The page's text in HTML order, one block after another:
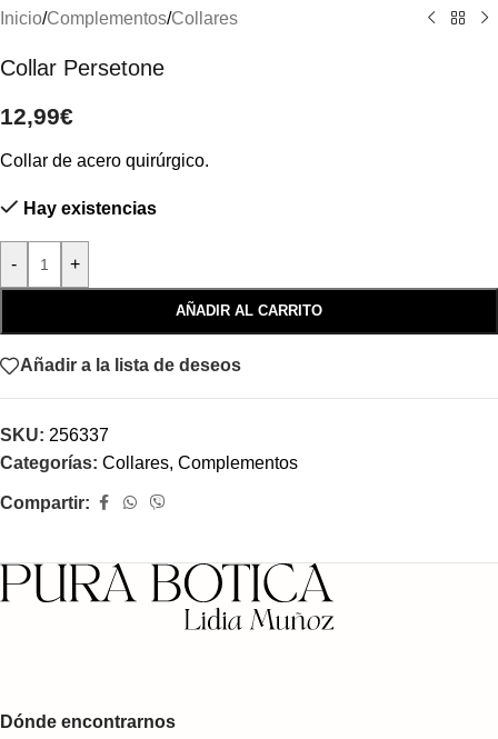
Inicio/Complementos/Collares
Collar Persetone
12,99€
Collar de acero quirúrgico.
Hay existencias
- +
AÑADIR AL CARRITO
Añadir a la lista de deseos
SKU: 256337
Categorías: Collares, Complementos
Compartir:
Dónde encontrarnos